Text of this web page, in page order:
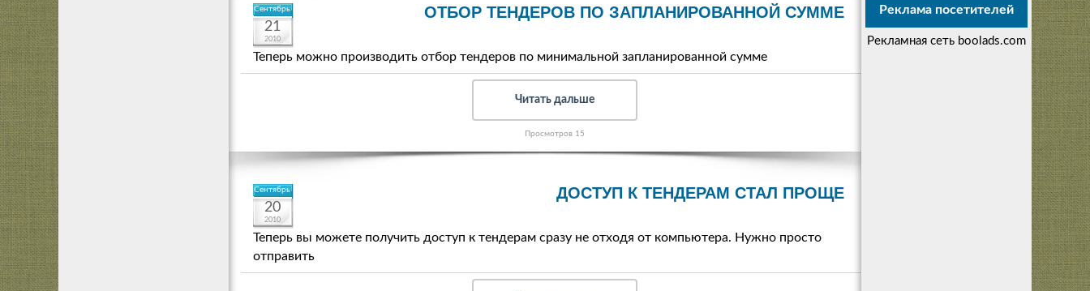
Реклама посетителей
Рекламная сеть boolads.com
Сентябрь
21
2010
ОТБОР ТЕНДЕРОВ ПО ЗАПЛАНИРОВАННОЙ СУММЕ
Теперь можно производить отбор тендеров по минимальной запланированной сумме
Читать дальше
Просмотров 15
Сентябрь
20
2010
ДОСТУП К ТЕНДЕРАМ СТАЛ ПРОЩЕ
Теперь вы можете получить доступ к тендерам сразу не отходя от компьютера. Нужно просто
отправить